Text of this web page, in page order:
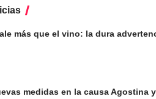
más que el vino: la dura
medidas en la causa